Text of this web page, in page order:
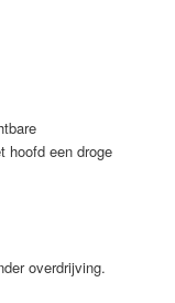
hoofd een droge
overdrijving.